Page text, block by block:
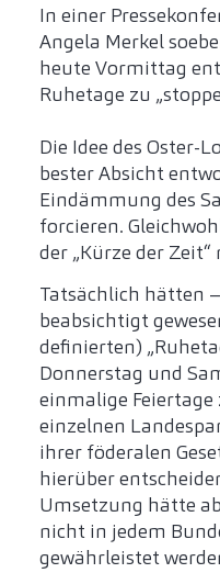
In einer
Angela Merkel
heute Vormittag
Ruhetage zu
Die Idee des Oster-
bester Absicht
Eindämmung des
forcieren.
der „Kürze der
Tatsächlich hätten
beabsichtigt
definierten)
Donnerstag und
einmalige
einzelnen
ihrer föderalen
hierüber
Umsetzung hätte
nicht in jedem
gewährleistet